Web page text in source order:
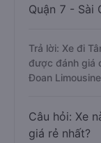
Quận 7 - Sài
Trả lời: Xe đi
được đánh giá
Đoan
Câu hỏi: Xe
giá rẻ nhất?